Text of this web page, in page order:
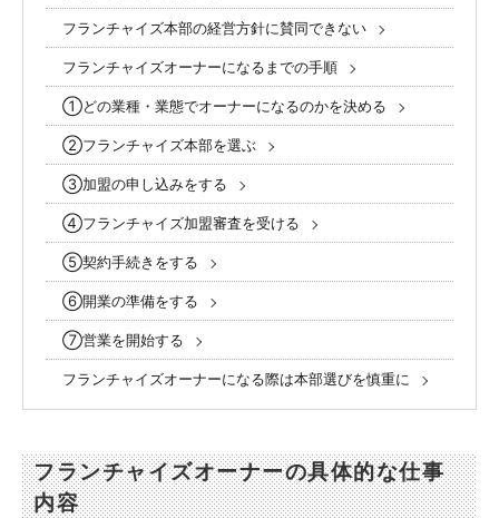
フランチャイズ本部の経営方針に賛同できない
フランチャイズオーナーになるまでの手順
①どの業種・業態でオーナーになるのかを決める
②フランチャイズ本部を選ぶ
③加盟の申し込みをする
④フランチャイズ加盟審査を受ける
⑤契約手続きをする
⑥開業の準備をする
⑦営業を開始する
フランチャイズオーナーになる際は本部選びを慎重に
フランチャイズオーナーの具体的な仕事
内容